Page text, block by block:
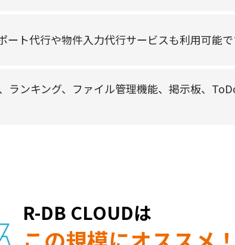
ート代行や物件入力代行サービスも利用可能で
ランキング、ファイル管理機能、掲示板、
R-DB CLOUDは